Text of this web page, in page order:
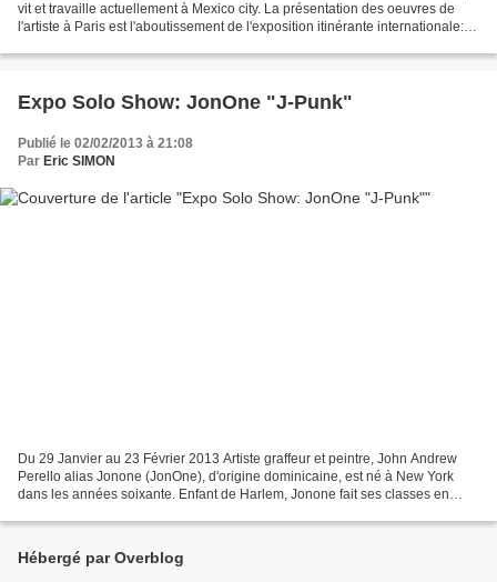
vit et travaille actuellement à Mexico city. La présentation des oeuvres de
l'artiste à Paris est l'aboutissement de l'exposition itinérante internationale:
Expo Solo Show: JonOne "J-Punk"
Publié le 02/02/2013 à 21:08
Par Eric SIMON
Du 29 Janvier au 23 Février 2013 Artiste graffeur et peintre, John Andrew
Perello alias Jonone (JonOne), d'origine dominicaine, est né à New York
dans les années soixante. Enfant de Harlem, Jonone fait ses classes en
Hébergé par Overblog